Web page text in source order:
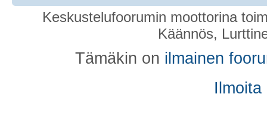
Keskustelufoorumin moottorina
Käännös,
Tämäkin on ilmainen